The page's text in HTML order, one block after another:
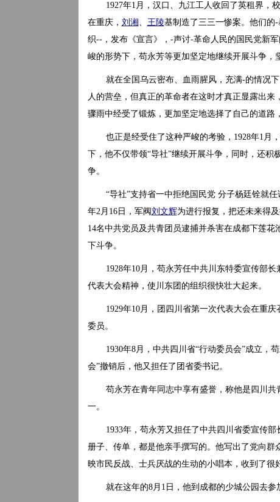
1927年1月，汉口、九江工人收回了英租界，
在重庆， 刘湘 、 王陵基制造了三三一惨案。他们的
织--，发布《宣言》，-声讨-革命人民的国民党新军
峻的形势下，苟永芳等更加坚定地继续开展斗争，
就在全国乌云密布、血雨腥风，充满-的情况
人的营垒，但真正的革命者在这时才真正显露出
骤雨中经受了锻炼，更加坚定地选择了自己的道路
也正是经受住了这种严峻的考验，1928年1月
下，他不仅带领“导社”继续开展斗争，同时，还积
争。
“导社”支持省一中拒绝国民党 分子杨廷铨就
年2月16日，军阀刘文辉为进行报复，把还未来得
14名中共党员及共青团员逮捕并杀害在成都下莲
下斗争。
1928年10月，苟永芳任中共川东特委宣传部
代表大会精神，使川东团的组织很快壮大起来。
1929年10月，团四川省第一次代表大会在重
委员。
1930年8月，中共四川省“行动委员会”成立，
会”撤销后，他又担任了团省委书记。
苟永芳在青年同志中享有盛誉，称他是四川
一。
1933年，苟永芳又担任了中共四川省委宣传
册子、传单，都是他亲手撰写的。他写出了党向
映市民反战、士兵厌战的生动的小唱本，收到了很
就在这年的8月1日，他到成都的少城公园去